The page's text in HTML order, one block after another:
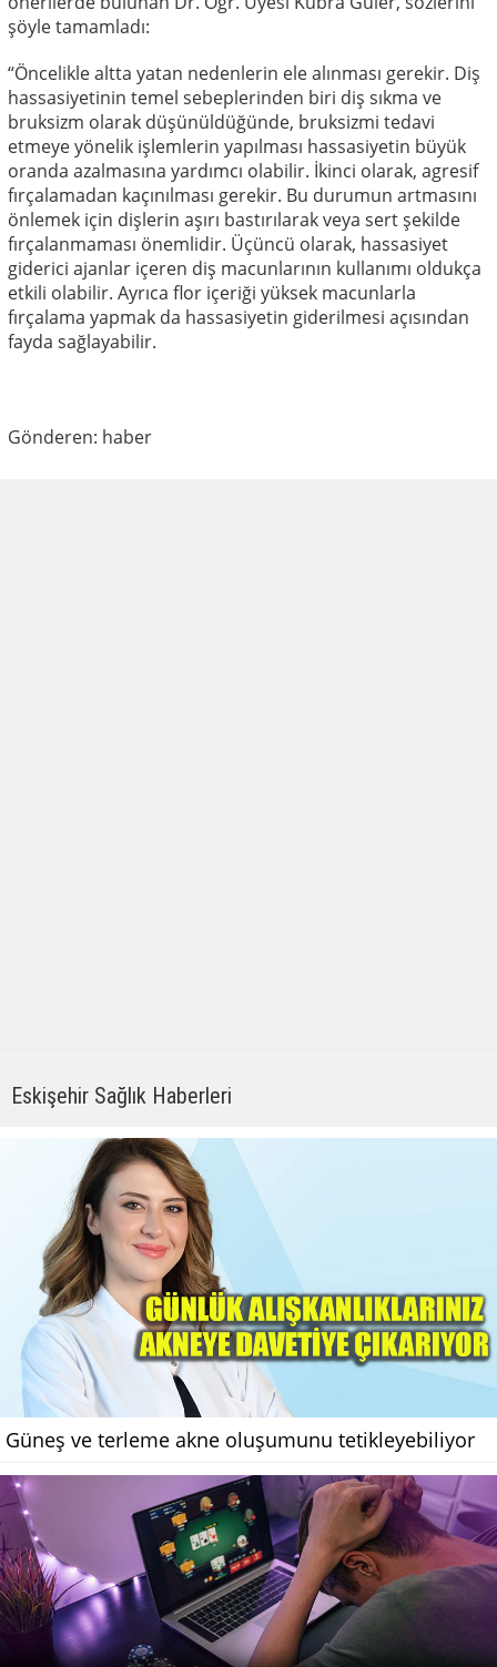
şöyle tamamladı:
“Öncelikle altta yatan nedenlerin ele alınması gerekir. Diş
hassasiyetinin temel sebeplerinden biri diş sıkma ve
bruksizm olarak düşünüldüğünde, bruksizmi tedavi
etmeye yönelik işlemlerin yapılması hassasiyetin büyük
oranda azalmasına yardımcı olabilir. İkinci olarak, agresif
fırçalamadan kaçınılması gerekir. Bu durumun artmasını
önlemek için dişlerin aşırı bastırılarak veya sert şekilde
fırçalanmaması önemlidir. Üçüncü olarak, hassasiyet
giderici ajanlar içeren diş macunlarının kullanımı oldukça
etkili olabilir. Ayrıca flor içeriği yüksek macunlarla
fırçalama yapmak da hassasiyetin giderilmesi açısından
fayda sağlayabilir.
Gönderen: haber
Eskişehir Sağlık Haberleri
Güneş ve terleme akne oluşumunu tetikleyebiliyor